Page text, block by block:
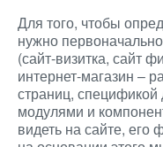
Для того, чтобы
нужно
(сайт-визитка, сайт
интернет-магазин –
страниц,
модулями и
видеть на сайте,